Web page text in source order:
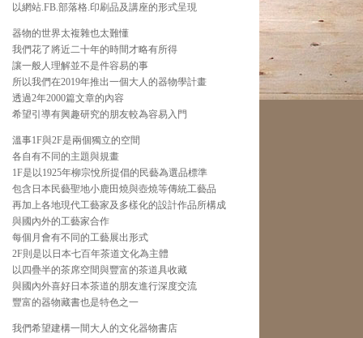
以網站.FB.部落格.印刷品及講座的形式呈現
器物的世界太複雜也太難懂
我們花了將近二十年的時間才略有所得
讓一般人理解並不是件容易的事
所以我們在2019年推出一個大人的器物學計畫
透過2年2000篇文章的內容
希望引導有興趣研究的朋友較為容易入門
溫事1F與2F是兩個獨立的空間
各自有不同的主題與規畫
1F是以1925年柳宗悅所提倡的民藝為選品標準
包含日本民藝聖地小鹿田燒與壺燒等傳統工藝品
再加上各地現代工藝家及多樣化的設計作品所構成
與國內外的工藝家合作
每個月會有不同的工藝展出形式
2F則是以日本七百年茶道文化為主體
以四疊半的茶席空間與豐富的茶道具收藏
與國內外喜好日本茶道的朋友進行深度交流
豐富的器物藏書也是特色之一
我們希望建構一間大人的文化器物書店